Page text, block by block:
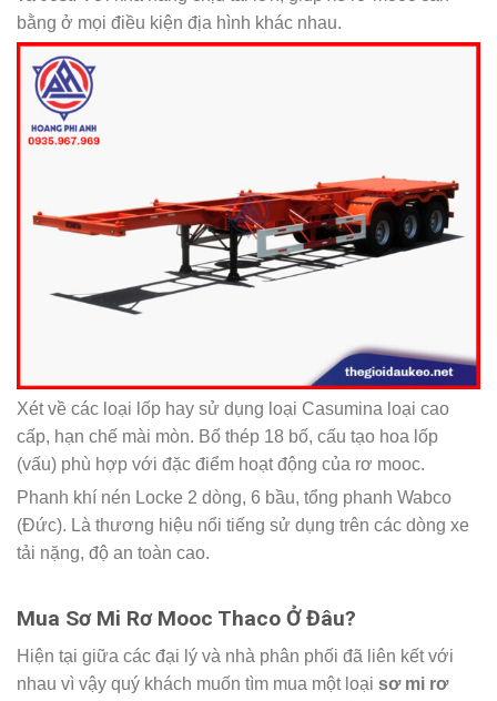
bằng ở mọi điều kiện địa hình khác nhau.
Xét về các loại lốp hay sử dụng loại Casumina loại cao
cấp, hạn chế mài mòn. Bố thép 18 bố, cấu tạo hoa lốp
(vấu) phù hợp với đặc điểm hoạt động của rơ mooc.
Phanh khí nén Locke 2 dòng, 6 bầu, tổng phanh Wabco
(Đức). Là thương hiệu nổi tiếng sử dụng trên các dòng xe
tải nặng, độ an toàn cao.
Mua Sơ Mi Rơ Mooc Thaco Ở Đâu?
Hiện tại giữa các đại lý và nhà phân phối đã liên kết với
nhau vì vậy quý khách muốn tìm mua một loại sơ mi rơ